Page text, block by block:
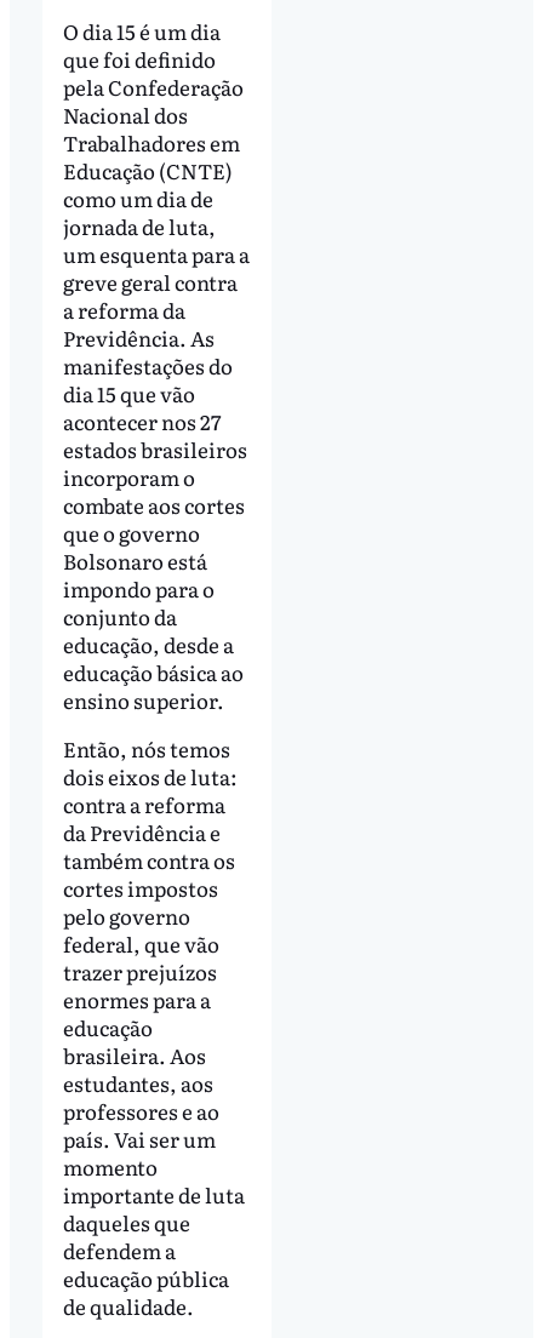
O dia 15 é um dia
que foi definido
pela Confederação
Nacional dos
Trabalhadores em
Educação (CNTE)
como um dia de
jornada de luta,
um esquenta para a
greve geral contra
a reforma da
Previdência. As
manifestações do
dia 15 que vão
acontecer nos 27
estados brasileiros
incorporam o
combate aos cortes
que o governo
Bolsonaro está
impondo para o
conjunto da
educação, desde a
educação básica ao
ensino superior.
Então, nós temos
dois eixos de luta:
contra a reforma
da Previdência e
também contra os
cortes impostos
pelo governo
federal, que vão
trazer prejuízos
enormes para a
educação
brasileira. Aos
estudantes, aos
professores e ao
país. Vai ser um
momento
importante de luta
daqueles que
defendem a
educação pública
de qualidade.